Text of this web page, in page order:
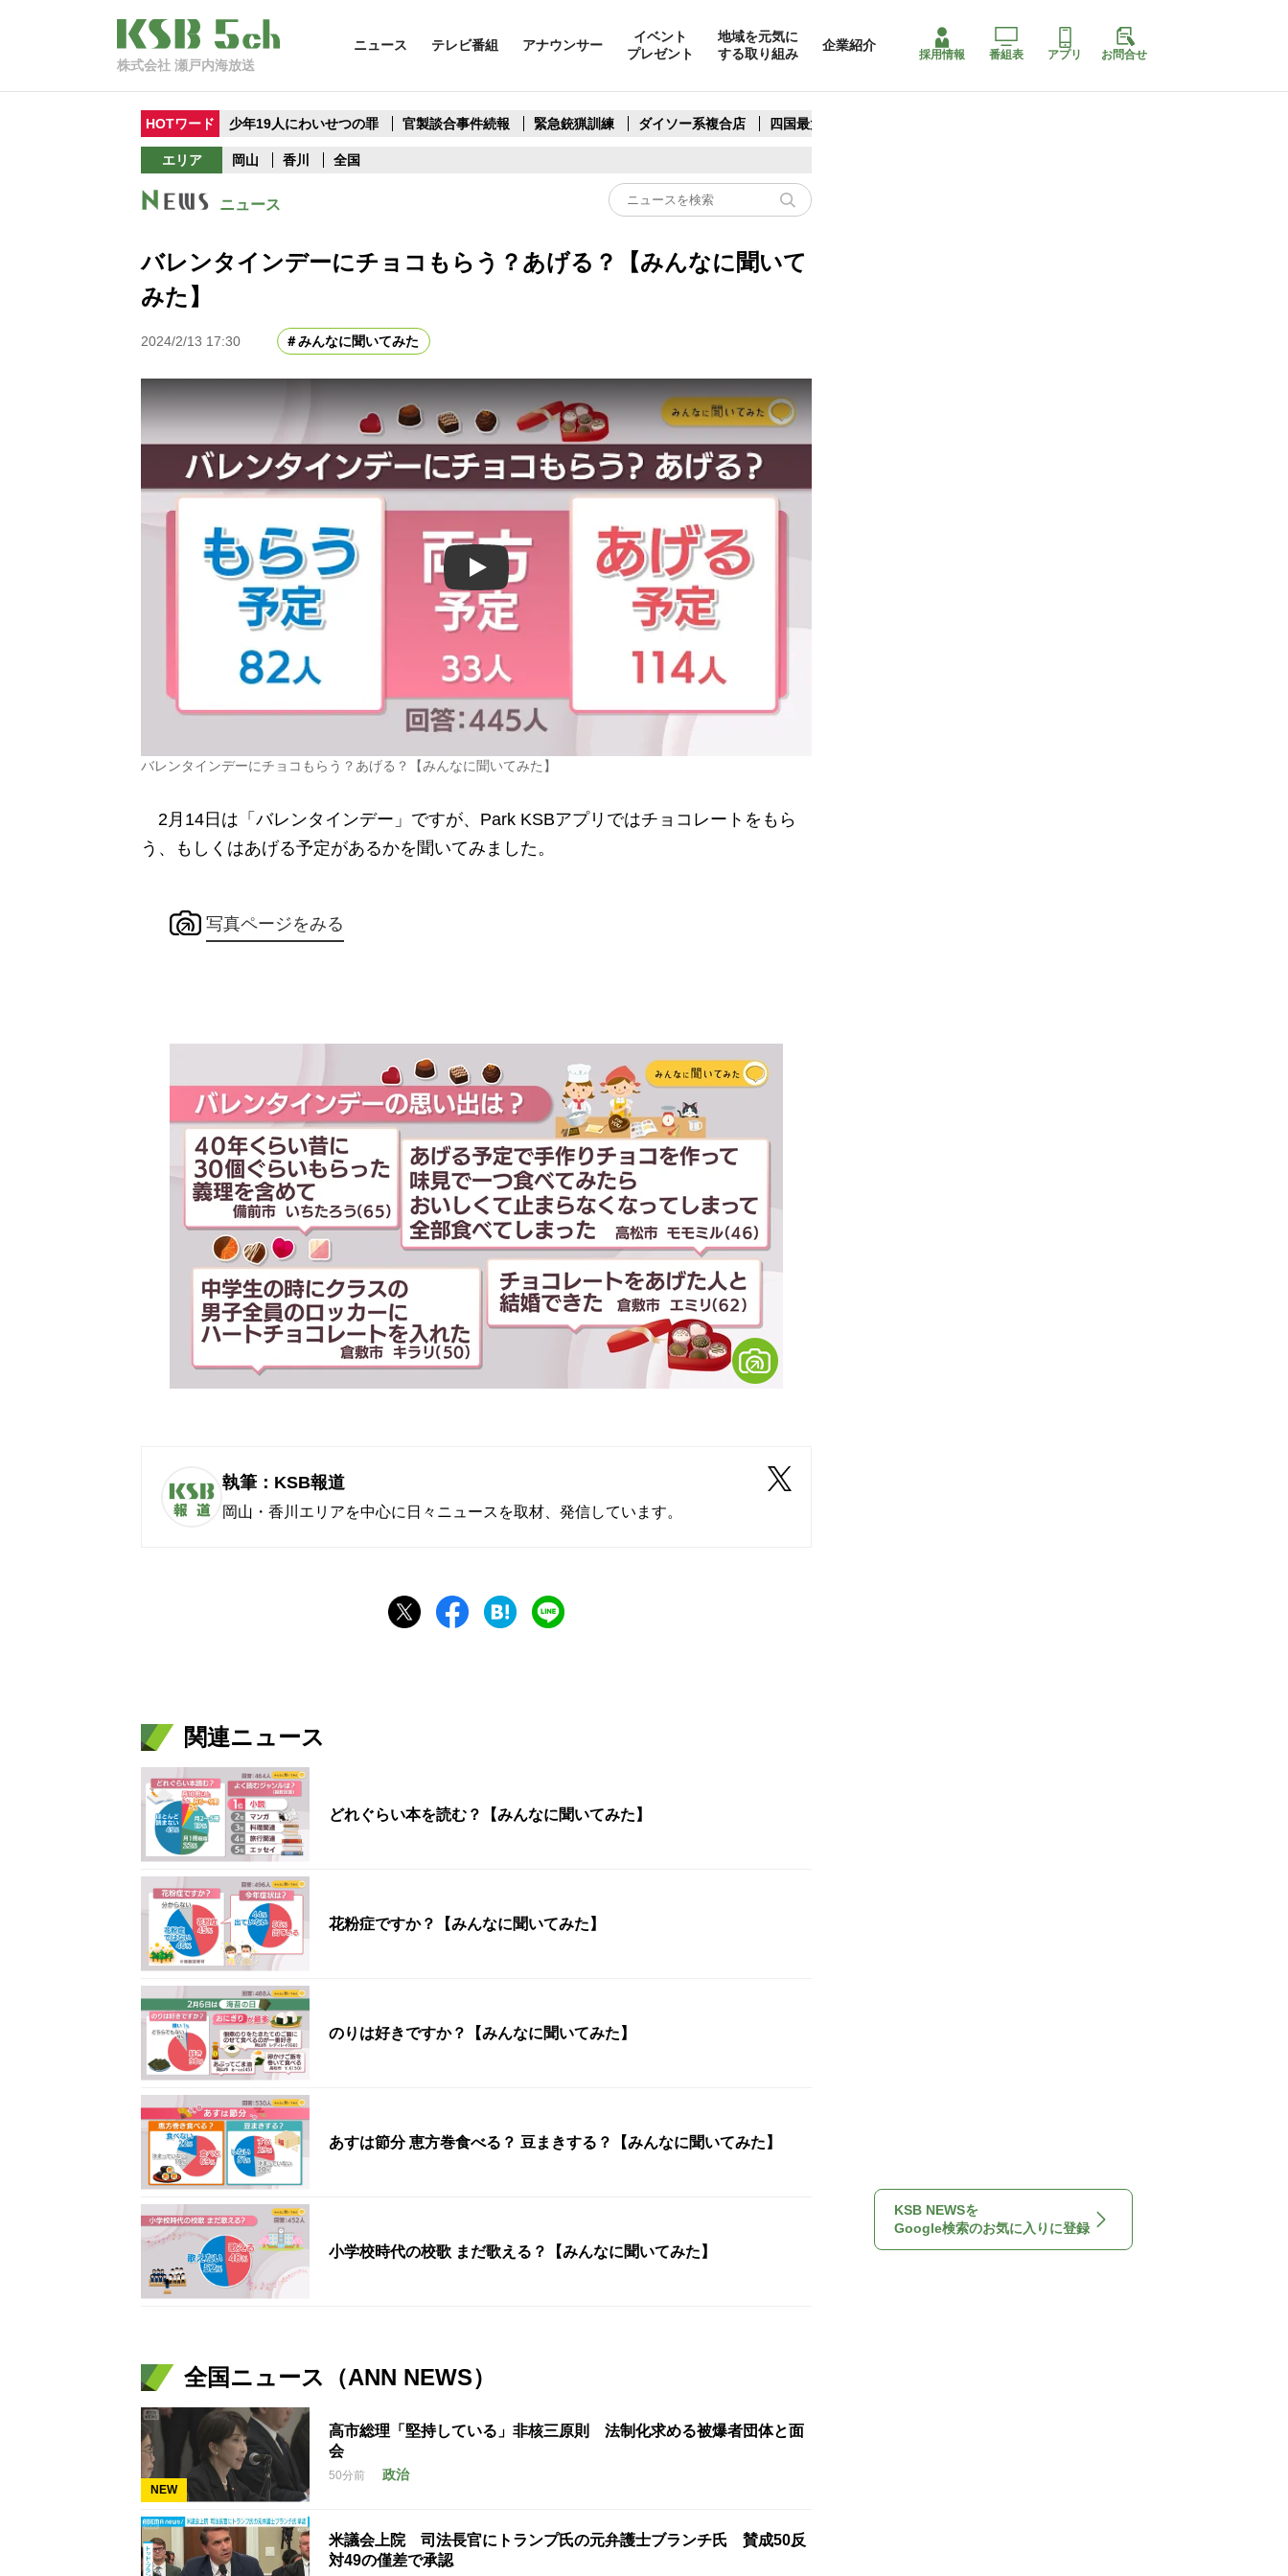
株式会社 瀬戸内海放送
ニュース テレビ番組 アナウンサー
イベント
プレゼント
地域を元気に
する取り組み
企業紹介
採用情報 番組表 アプリ お問合せ
HOTワード 少年19人にわいせつの罪 官製談合事件続報 緊急銃猟訓練 ダイソー系複合店 四国最大スリコ
エリア 岡山 香川 全国
ニュース
バレンタインデーにチョコもらう？あげる？【みんなに聞いて
みた】
2024/2/13 17:30 みんなに聞いてみた
Play
バレンタインデーにチョコもらう？あげる？【みんなに聞いてみた】
2月14日は「バレンタインデー」ですが、Park KSBアプリではチョコレートをもら
う、もしくはあげる予定があるかを聞いてみました。
写真ページをみる
執筆：KSB報道
岡山・香川エリアを中心に日々ニュースを取材、発信しています。
関連ニュース
どれぐらい本を読む？【みんなに聞いてみた】
花粉症ですか？【みんなに聞いてみた】
のりは好きですか？【みんなに聞いてみた】
あすは節分 恵方巻食べる？ 豆まきする？【みんなに聞いてみた】
小学校時代の校歌 まだ歌える？【みんなに聞いてみた】
全国ニュース（ANN NEWS）
NEW
高市総理「堅持している」非核三原則 法制化求める被爆者団体と面
会
50分前 政治
米議会上院 司法長官にトランプ氏の元弁護士ブランチ氏 賛成50反
対49の僅差で承認
KSB NEWSを
Google検索のお気に入りに登録